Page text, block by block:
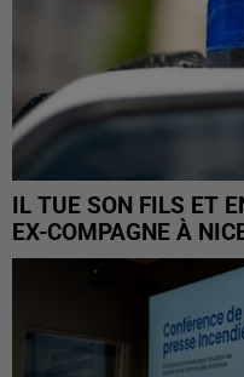
IL TUE SON FILS ET
EX-COMPAGNE À